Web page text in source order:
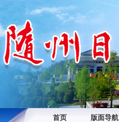
首页 版面导航